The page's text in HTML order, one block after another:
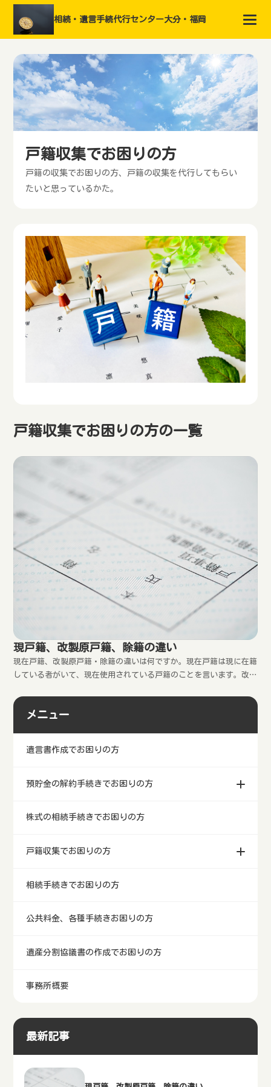
相続・遺言手続代行センター大分・福岡
戸籍収集でお困りの方
戸籍の収集でお困りの方、戸籍の収集を代行してもらい
たいと思っているかた。
戸籍収集でお困りの方の一覧
現戸籍、改製原戸籍、除籍の違い
現在戸籍、改製原戸籍・除籍の違いは何ですか。現在戸籍は現に在籍
している者がいて、現在使用されている戸籍のことを言います。改製
従前の戸籍のことを言います。除籍は全員が婚姻や死亡等により抜け
てしまい誰も在籍していない戸籍のことを言います。改製...
メニュー
遺言書作成でお困りの方
預貯金の解約手続きでお困りの方
株式の相続手続きでお困りの方
戸籍収集でお困りの方
相続手続きでお困りの方
公共料金、各種手続きお困りの方
遺産分割協議書の作成でお困りの方
事務所概要
最新記事